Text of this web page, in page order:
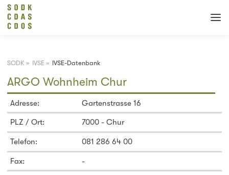
SODK » IVSE » IVSE-Datenbank
ARGO Wohnheim Chur
Adresse: Gartenstrasse 16
PLZ / Ort: 7000 - Chur
Telefon: 081 286 64 00
Fax: -